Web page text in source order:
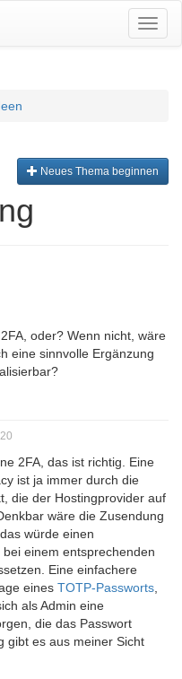
Neues Thema beginnen
oder? Wenn nicht, wäre
eine sinnvolle Ergänzung
2FA, das ist richtig. Eine
ist ja immer durch die
die der Hostingprovider auf
wäre die Zusendung
würde einen
einem entsprechenden
Eine einfachere
eines TOTP-Passworts
als Admin eine
die das Passwort
gibt es aus meiner Sicht